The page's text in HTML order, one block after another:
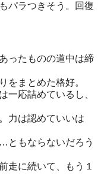
パラつきそう。回復
ったものの道中は締
をまとめた格好。
一応詰めているし、
力は認めていいは
ともならないだろう
走に続いて、もう１